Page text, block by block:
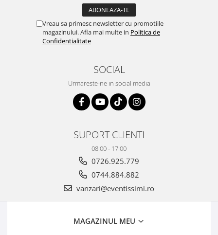
Vreau sa primesc newsletter cu promotiile
magazinului. Afla mai multe in Politica de
Confidentialitate
SOCIAL
Urmareste-ne in social media
SUPORT CLIENTI
08:00 - 17:00
0726.925.779
0744.884.882
vanzari@eventissimi.ro
MAGAZINUL MEU